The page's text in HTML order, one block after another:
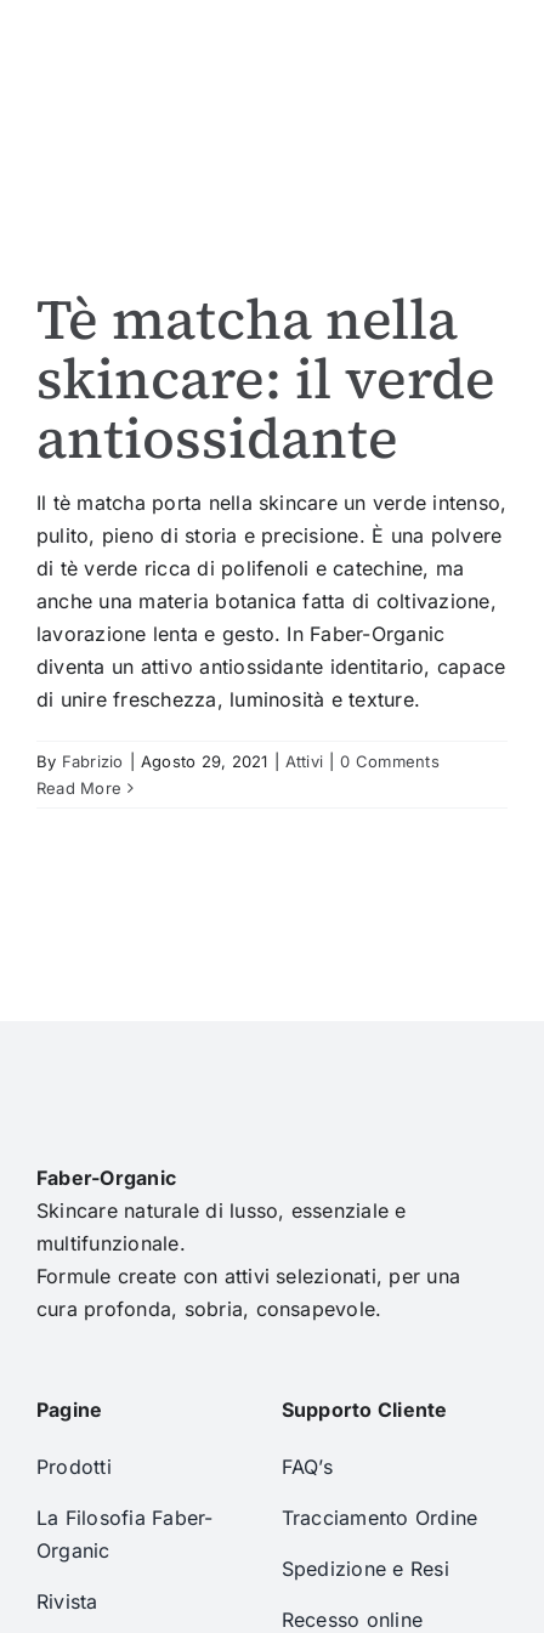
Tè matcha nella
skincare: il verde
antiossidante
Il tè matcha porta nella skincare un verde intenso,
pulito, pieno di storia e precisione. È una polvere
di tè verde ricca di polifenoli e catechine, ma
anche una materia botanica fatta di coltivazione,
lavorazione lenta e gesto. In Faber-Organic
diventa un attivo antiossidante identitario, capace
di unire freschezza, luminosità e texture.
By Fabrizio Agosto 29, 2021 Attivi
0 Comments
Read More
Faber-Organic
Skincare naturale di lusso, essenziale e
multifunzionale.
Formule create con attivi selezionati, per una
cura profonda, sobria, consapevole.
Pagine
Prodotti
La Filosofia Faber-
Organic
Rivista
Supporto Cliente
FAQ’s
Tracciamento Ordine
Spedizione e Resi
Recesso online